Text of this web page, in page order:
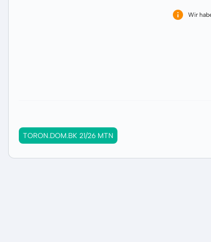
Wir
TORON.DOM.BK 21/26 MTN